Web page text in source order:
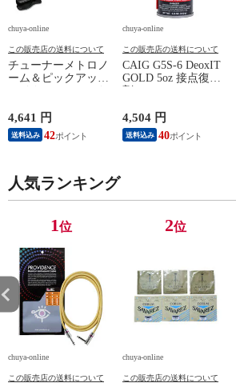
chuya-online
この販売店の送料について
チューナーメトロノ
ーム＆ピックアップ
スペシャルパック ブ
ラック
4,641 円
送料込み 42
chuya-online
この販売店の送料について
CAIG G5S-6 DeoxIT
GOLD 5oz 接点復活
4,504 円
送料込み 40
人気ランキング
1位
chuya-online
この販売店の送料について
2位
chuya-online
この販売店の送料について